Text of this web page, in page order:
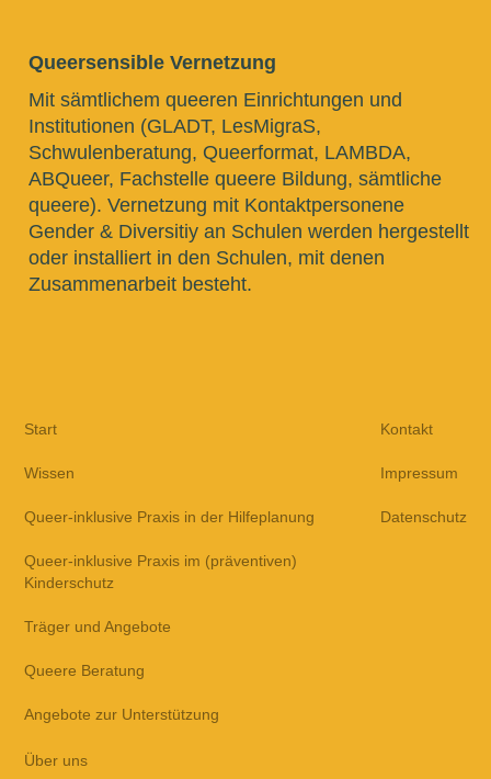
Queersensible Vernetzung
Mit sämtlichem queeren Einrichtungen und
Institutionen (GLADT, LesMigraS,
Schwulenberatung, Queerformat, LAMBDA,
ABQueer, Fachstelle queere Bildung, sämtliche
queere). Vernetzung mit Kontaktpersonene
Gender & Diversitiy an Schulen werden hergestellt
oder installiert in den Schulen, mit denen
Zusammenarbeit besteht.
Start
Wissen
Queer-inklusive Praxis in der Hilfeplanung
Queer-inklusive Praxis im (präventiven)
Kinderschutz
Träger und Angebote
Queere Beratung
Angebote zur Unterstützung
Über uns
Kontakt
Impressum
Datenschutz